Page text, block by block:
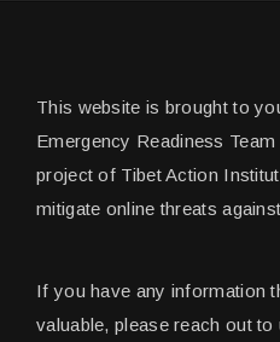
This website is brought to
Emergency Readiness
project of Tibet Action
mitigate online threats
If you have any information
valuable, please reach out to